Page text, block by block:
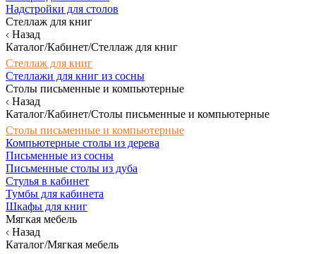
Надстройки для столов
Стеллаж для книг
Назад
Каталог/Кабинет/Стеллаж для книг
Стеллаж для книг
Стеллажи для книг из сосны
Столы письменные и компьютерные
Назад
Каталог/Кабинет/Столы письменные и компьютерные
Столы письменные и компьютерные
Компьютерные столы из дерева
Письменные из сосны
Письменные столы из дуба
Стулья в кабинет
Тумбы для кабинета
Шкафы для книг
Мягкая мебель
Назад
Каталог/Мягкая мебель